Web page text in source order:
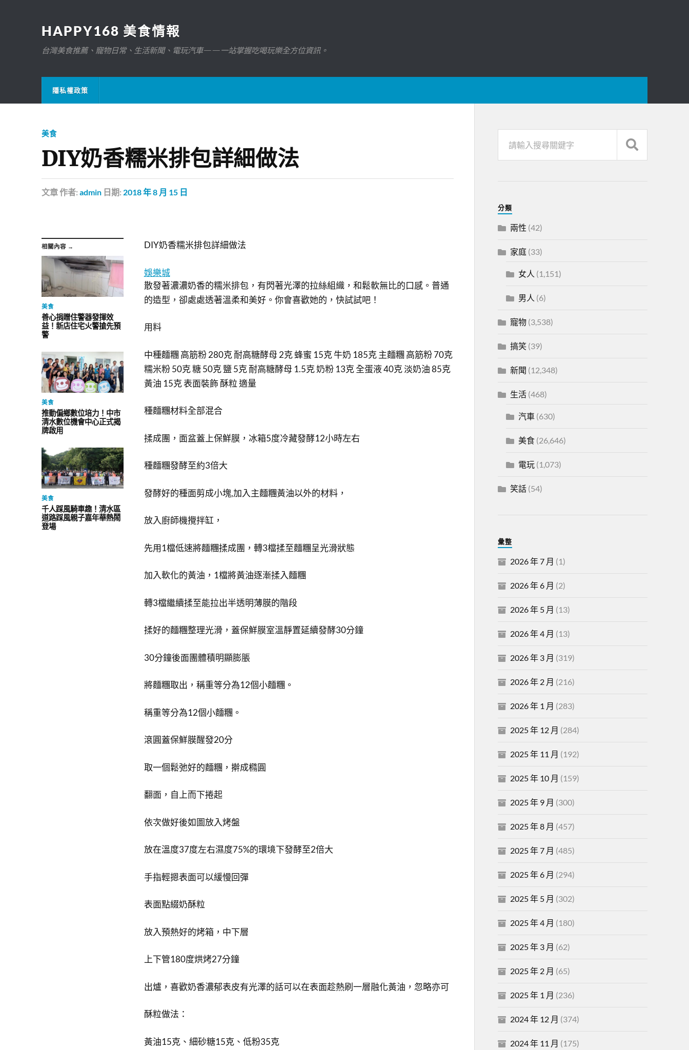
HAPPY168 美食情報
台灣美食推薦、寵物日常、生活新聞、電玩汽車——一站掌握吃喝玩樂全方位資訊。
隱私權政策
美食
DIY奶香糯米排包詳細做法
文章作者: admin 日期: 2018 年 8 月 15 日
相關內容 →
美食
善心捐贈住警器發揮效
益！新店住宅火警搶先預
警
美食
推動偏鄉數位培力！中市
清水數位機會中心正式揭
牌啟用
美食
千人踩風騎車趣！清水區
道路踩風親子嘉年華熱鬧
登場
DIY奶香糯米排包詳細做法
娛樂城
散發著濃濃奶香的糯米排包，有閃著光澤的拉絲組織，和鬆軟無比的口感。普通
的造型，卻處處透著溫柔和美好。你會喜歡她的，快試試吧！
用料
中種麵糰 高筋粉 280克 耐高糖酵母 2克 蜂蜜 15克 牛奶 185克 主麵糰 高筋粉 70克
糯米粉 50克 糖 50克 鹽 5克 耐高糖酵母 1.5克 奶粉 13克 全蛋液 40克 淡奶油 85克
黃油 15克 表面裝飾 酥粒 適量
種麵糰材料全部混合
揉成團，面盆蓋上保鮮膜，冰箱5度冷藏發酵12小時左右
種麵糰發酵至約3倍大
發酵好的種面剪成小塊,加入主麵糰黃油以外的材料，
放入廚師機攪拌缸，
先用1檔低速將麵糰揉成團，轉3檔揉至麵糰呈光滑狀態
加入軟化的黃油，1檔將黃油逐漸揉入麵糰
轉3檔繼續揉至能拉出半透明薄膜的階段
揉好的麵糰整理光滑，蓋保鮮膜室溫靜置延續發酵30分鐘
30分鐘後面團體積明顯膨脹
將麵糰取出，稱重等分為12個小麵糰。
稱重等分為12個小麵糰。
滾圓蓋保鮮膜醒發20分
取一個鬆弛好的麵糰，擀成橢圓
翻面，自上而下捲起
依次做好後如圖放入烤盤
放在溫度37度左右濕度75%的環境下發酵至2倍大
手指輕摁表面可以緩慢回彈
表面點綴奶酥粒
放入預熱好的烤箱，中下層
上下管180度烘烤27分鐘
出爐，喜歡奶香濃郁表皮有光澤的話可以在表面趁熱刷一層融化黃油，忽略亦可
酥粒做法：
黃油15克、細砂糖15克、低粉35克
分類
兩性 (42)
家庭(33)
女人 (1,151)
男人 (6)
寵物(3,538)
搞笑(39)
新聞 (12,348)
生活(468)
汽車(630)
美食(26,646)
電玩(1,073)
笑話(54)
彙整
2026 年 7 月 (1)
2026 年 6 月 (2)
2026 年 5 月 (13)
2026 年 4 月 (13)
2026 年 3 月 (319)
2026 年 2 月 (216)
2026 年 1 月 (283)
2025 年 12 月 (284)
2025 年 11 月 (192)
2025 年 10 月 (159)
2025 年 9 月 (300)
2025 年 8 月 (457)
2025 年 7 月 (485)
2025 年 6 月 (294)
2025 年 5 月 (302)
2025 年 4 月 (180)
2025 年 3 月 (62)
2025 年 2 月 (65)
2025 年 1 月 (236)
2024 年 12 月 (374)
2024 年 11 月 (175)